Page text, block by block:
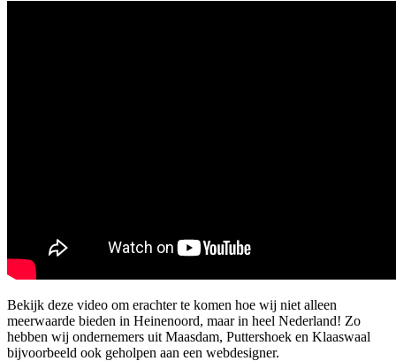
Bekijk deze video om erachter te komen hoe wij niet alleen
meerwaarde bieden in Heinenoord, maar in heel Nederland! Zo
hebben wij ondernemers uit Maasdam, Puttershoek en Klaaswaal
bijvoorbeeld ook geholpen aan een webdesigner.